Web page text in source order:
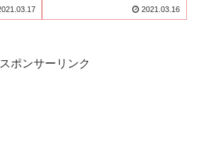
2021.03.16
スポンサーリンク